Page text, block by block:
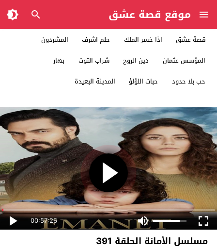
موقع قصة عشق
قصة عشق اذا خسر الملك حلم اشرف
المشردون
المؤسس عثمان
دين الروح شراب التوت
بهار
حب بلا حدود
حبات اللؤلؤ المدينة البعيدة
00:57:26
مسلسل الأمانة الحلقة 391